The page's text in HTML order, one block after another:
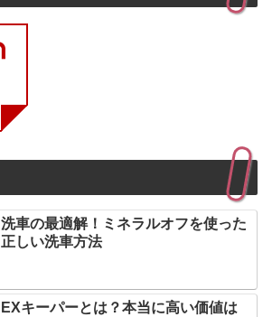
洗車の最適解！ミネラルオフを使った
正しい洗車方法
EXキーパーとは？本当に高い価値は